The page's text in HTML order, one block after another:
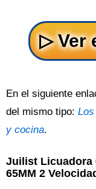
En el siguiente
del mismo tipo:
y cocina.
Juilist Licuadora
65MM 2